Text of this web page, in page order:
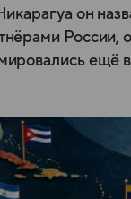
он
России,
ещё в